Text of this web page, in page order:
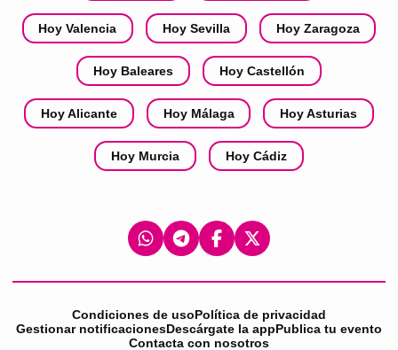
Hoy Valencia Hoy Sevilla Hoy Zaragoza
Hoy Baleares Hoy Castellón
Hoy Alicante Hoy Málaga Hoy Asturias
Hoy Murcia Hoy Cádiz
Condiciones de usoPolítica de privacidad
Gestionar notificacionesDescárgate la appPublica tu evento
Contacta con nosotros